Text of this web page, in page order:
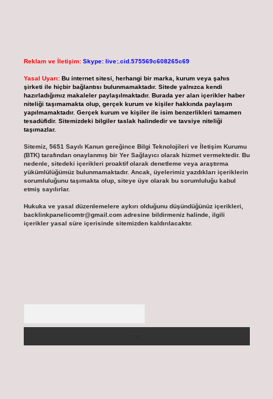
Reklam ve İletişim: Skype: live:.cid.575569c608265c69
Yasal Uyarı: Bu internet sitesi, herhangi bir marka, kurum veya şahıs
şirketi ile hiçbir bağlantısı bulunmamaktadır. Sitede yalnızca kendi
hazırladığımız makaleler paylaşılmaktadır. Burada yer alan içerikler haber
niteliği taşımamakta olup, gerçek kurum ve kişiler hakkında paylaşım
yapılmamaktadır. Gerçek kurum ve kişiler ile isim benzerlikleri tamamen
tesadüfidir. Sitemizdeki bilgiler taslak halindedir ve tavsiye niteliği
taşımazlar.
Sitemiz, 5651 Sayılı Kanun gereğince Bilgi Teknolojileri ve İletişim Kurumu
(BTK) tarafından onaylanmış bir Yer Sağlayıcı olarak hizmet vermektedir. Bu
nedenle, sitedeki içerikleri proaktif olarak denetleme veya araştırma
yükümlülüğümüz bulunmamaktadır. Ancak, üyelerimiz yazdıkları içeriklerin
sorumluluğunu taşımakta olup, siteye üye olarak bu sorumluluğu kabul
etmiş sayılırlar.
Hukuka ve yasal düzenlemelere aykırı olduğunu düşündüğünüz içerikleri,
backlinkpanelicomtr@gmail.comadresine bildirmeniz halinde, ilgili
içerikler yasal süre içerisinde sitemizden kaldırılacaktır.